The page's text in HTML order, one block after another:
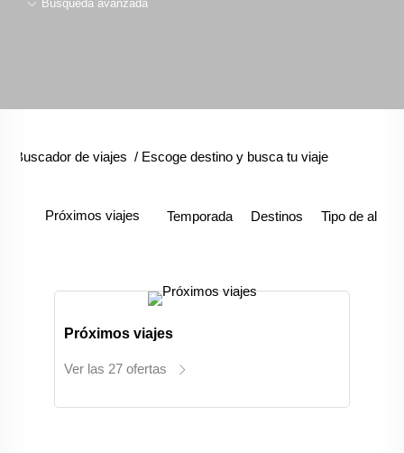
Búsqueda avanzada
Buscador de viajes / Escoge destino y busca tu viaje
Próximos viajes Temporada Destinos Tipo de
Próximos viajes
Ver las 27 ofertas